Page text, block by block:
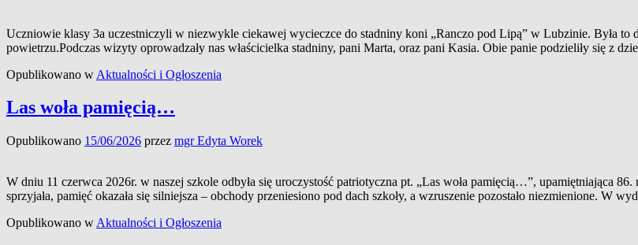
Uczniowie klasy 3a uczestniczyli w niezwykle ciekawej wycieczce do stadniny koni „Ranczo pod Lipą” w Lubzinie. Była to
powietrzu.Podczas wizyty oprowadzały nas właścicielka stadniny, pani Marta, oraz pani Kasia. Obie panie podzieliły się z
Opublikowano w Aktualności i Ogłoszenia
Las woła pamięcią…
Opublikowano 15/06/2026 przez mgr Edyta Worek
W dniu 11 czerwca 2026r. w naszej szkole odbyła się uroczystość patriotyczna pt. „Las woła pamięcią…”, upamiętniająca
sprzyjała, pamięć okazała się silniejsza – obchody przeniesiono pod dach szkoły, a wzruszenie pozostało niezmienione. W
Opublikowano w Aktualności i Ogłoszenia